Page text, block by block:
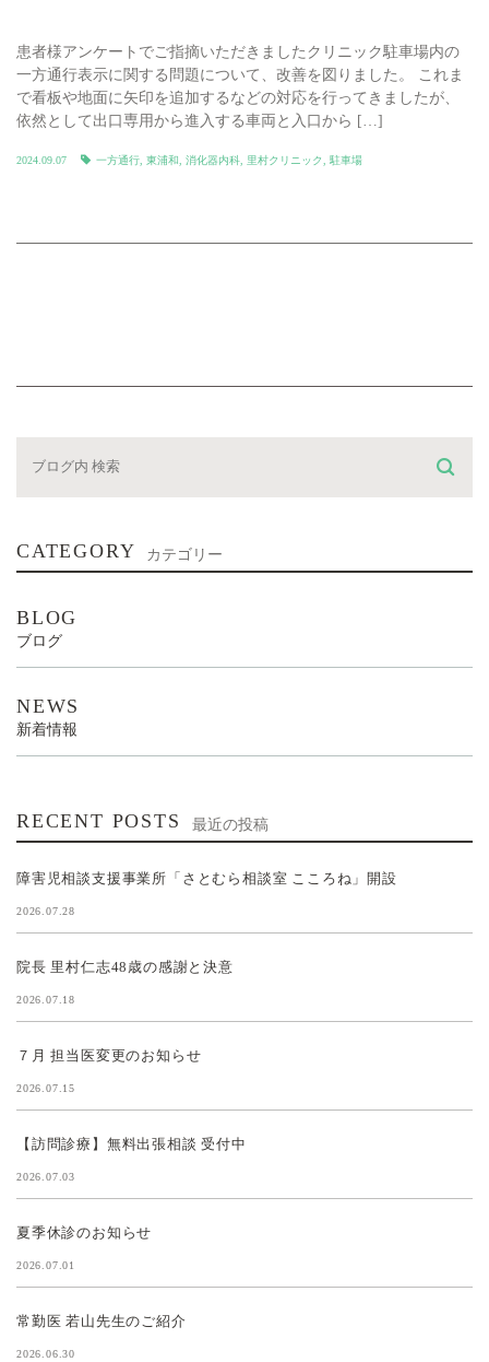
患者様アンケートでご指摘いただきましたクリニック駐車場内の
一方通行表示に関する問題について、改善を図りました。 これま
で看板や地面に矢印を追加するなどの対応を行ってきましたが、
依然として出口専用から進入する車両と入口から […]
2024.09.07 一方通行 東浦和 消化器内科 里村クリニック 駐車場
CATEGORY カテゴリー
BLOG
ブログ
NEWS
新着情報
RECENT POSTS 最近の投稿
障害児相談支援事業所「さとむら相談室 こころね」開設
2026.07.28
院長 里村仁志48歳の感謝と決意
2026.07.18
７月 担当医変更のお知らせ
2026.07.15
【訪問診療】無料出張相談 受付中
2026.07.03
夏季休診のお知らせ
2026.07.01
常勤医 若山先生のご紹介
2026.06.30